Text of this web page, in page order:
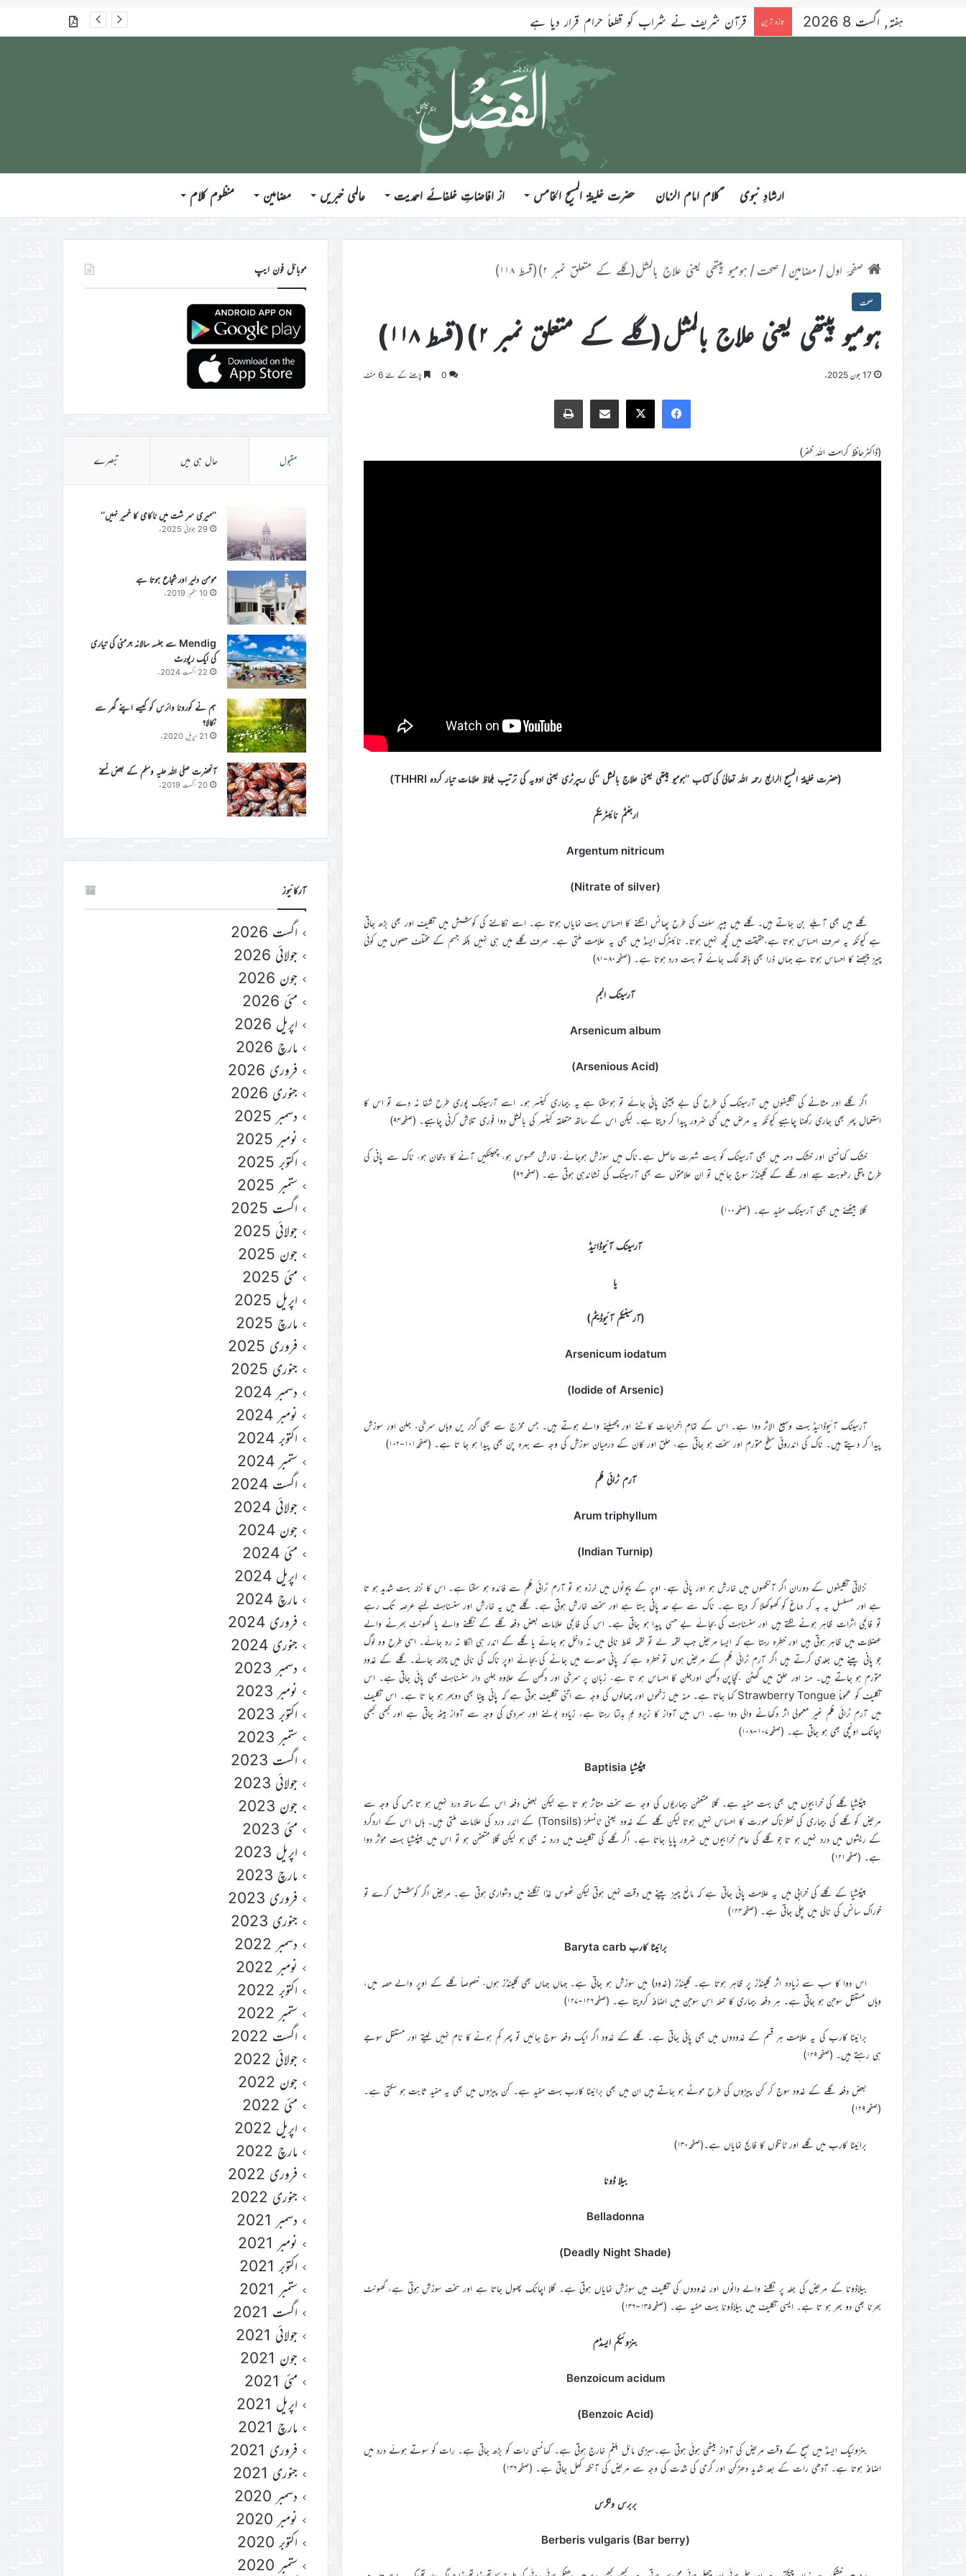
ہفتہ, اگست 8 2026 تازہ ترین قرآن شریف نے شراب کو قطعاً حرام قرار دیا ہے گذشتہ شمارے
ارشادِ نبوی ؑکلام امام الزمان حضرت خلیفۃ المسیح الخامس از افاضاتِ خلفائے احمدیت عالمی خبریں مضامین منظوم کلام
صفحۂ اول/ مضامین/ صحت/ ہومیو پیتھی یعنی علاج بالمثل(گلے کے متعلق نمبر ۲)(قسط ۱۱۸)
صحت
ہومیو پیتھی یعنی علاج بالمثل(گلے کے متعلق نمبر ۲)(قسط ۱۱۸)
17 جون 2025ء 0 پڑھنے کے لئے 6 منٹ
Facebook
X
Share via Email
Print
(ڈاکٹرحافظ کرامت اللہ ظفر)
(حضرت خلیفۃ المسیح الرابع رحمہ اللہ تعالیٰ کی کتاب ’’ہومیو پیتھی یعنی علاج بالمثل ‘‘کی ریپرٹری یعنی ادویہ کی ترتیب بلحاظ علامات تیار کردہ THHRI)
ارجنٹم نائیٹریکم
Argentum nitricum
(Nitrate of silver)
گلے میں بھی آبلے بن جاتے ہیں۔ گلے میں ہیپر سلف کی طرح پھانس اٹکنے کا احساس بہت نمایاں ہوتا ہے۔ اسے نکالنے کی کوشش میں تکلیف اور بھی بڑھ جاتی
ہے کیونکہ یہ صرف احساس ہوتا ہے،حقیقت میں کچھ نہیں ہوتا۔ نائیٹرک ایسڈ میں بھی یہ علامت ملتی ہے۔ صرف گلے میں ہی نہیں بلکہ جسم کے مختلف حصوں میں کوئی
چیز چبھنے کا احساس ہوتا ہے جہاں ذرا بھی ہاتھ لگ جائے تو بہت درد ہوتا ہے۔ (صفحہ۸۰-۸۱)
آرسینک البم
Arsenicum album
(Arsenious Acid)
اگر گلے اور مثانے کی تکلیفوں میں آرسینک کی طرح کی بے چینی پائی جائے تو ہوسکتا ہے یہ بیماری کینسر ہو۔ اسے آرسینک پوری طرح شفا نہ دے تو اس کا
استعمال پھر بھی جاری رکھنا چاہیے کیونکہ یہ مرض میں کمی ضرور پیدا کر دیتا ہے۔ لیکن اس کے ساتھ متعلقہ کینسر کی بالمثل دوا فوری تلاش کرنی چاہیے۔ (صفحہ۹۴)
خشک کھانسی اور خشک دمہ میں بھی آرسینک کو بہت شہرت حاصل ہے۔ناک میں سوزش ہوجائے، خارش محسوس ہو، چھینکیں آنے کا رجحان ہو، ناک سے پانی کی
طرح پتلی رطوبت بہے اور گلے کے گلینڈز سوج جائیں تو ان علامتوں سے بھی آرسینک کی نشاندہی ہوتی ہے۔ (صفحہ۹۶)
گلا بیٹھنے میں بھی آرسینک مفید ہے۔ (صفحہ۱۰۰)
آرسینک آئیوڈائیڈ
یا
(آرسینیکم آئیوڈیٹم)
Arsenicum iodatum
(Iodide of Arsenic)
آرسینک آئیوڈائیڈ بہت وسیع الاثر دوا ہے۔ اس کے تمام اخراجات کاٹنے اور چھیلنے والے ہوتے ہیں۔ جس مخرج سے بھی گزر یں وہاں سرخی، جلن اور سوزش
پیدا کر دیتے ہیں۔ ناک کی اندرونی سطح متورم اور سخت ہو جاتی ہے، حلق اور کان کے درمیان سوزش کی وجہ سے بہرہ پن بھی پیدا ہو جا تا ہے۔ (صفحہ۱۰۱-۱۰۲)
آرم ٹرائی فلم
Arum triphyllum
(Indian Turnip)
نزلاتی تکلیفوں کے دوران اگر آنکھوں میں خارش ہو اور پانی بہے، اوپر کے پپوٹوں میں لرزہ ہو تو آرم ٹرائی فلم سے فائدہ ہو سکتا ہے۔ اس کا نزلہ بہت شدید ہو تا
ہے اور مسلسل بہ بہ کر دماغ کو کھوکھلا کر دیتا ہے۔ ناک سے بے حد پانی بہتا ہے اور سخت خارش ہوتی ہے۔ گلے میں یہ خارش اور سنسناہٹ لمبے عرصہ تک رہے
تو فالجی اثرات ظاہر ہونے لگتے ہیں اور سنسناہٹ کی بجائے بے حسی پیدا ہو جاتی ہے۔ اس کی فالجی علامات بعض دفعہ گلے کے نگلنے والے یا گھونٹ بھرنے والے
عضلات میں ظاہر ہوتی ہیں اور خطرہ رہتا ہے کہ ایسا مریض جب لقمہ لے تو لقمہ غلط نالی میں نہ داخل ہو جائے یا گلے کے اندر ہی اٹکا نہ رہ جائے۔ اسی طرح وہ لوگ
جو پانی پینے میں جلدی کرتے ہیں اگر آرم ٹرائی فلم کے مریض ہوں تو خطرہ ہے کہ پانی معدے میں جانے کی بجائے اوپر ناک کی نالی میں چڑھ جائے۔ گلے کے غدود
متورم ہو جاتے ہیں۔ منہ اور حلق میں گھٹن ،کچاپن دکھن اورجلن کا احساس ہو تا ہے، زبان پر سرخی اور دکھن کے علاوہ جلن دار سنسناہٹ بھی پائی جاتی ہے۔ اس
تکلیف کو عموماً Strawberry Tongue کہا جاتا ہے۔ منہ میں زخموں اور چھالوں کی وجہ سے اتنی تکلیف ہوتی ہے کہ پانی پینا بھی دوبھر ہو جا تا ہے۔ اس تکلیف
میں آرم ٹرائی فلم غیر معمولی اثر دکھانے والی دوا ہے۔ اس میں آواز کا زیرو بم بدلتا رہتا ہے، زیادہ بولنے اور سردی کی وجہ سے آواز بیٹھ جاتی ہے اور کبھی کبھی
اچانک اونچی بھی ہو جاتی ہے۔ (صفحہ۱۰۷-۱۰۸)
بپٹیشیا Baptisia
بپٹیشیا گلے کی خرابیوں میں بھی بہت مفید ہے۔ گلا متعفن بیماریوں کی وجہ سے سخت متاثر ہو تا ہے لیکن بعض دفعہ اس کے ساتھ درد نہیں ہو تا جس کی وجہ سے
مریض کو گلے کی بیماری کی خطرناک صورت کا احساس نہیں ہوتا لیکن گلے کے غدود یعنی ٹانسلز (Tonsils) کے اندر درد کی علامات ملتی ہیں۔ ہاں اس کے اردگرد
کے ریشوں میں درد نہیں ہو تا جو گلے کی عام خرابیوں میں ضرور پایا جاتا ہے۔ اگر گلے کی تکلیف میں درد نہ بھی ہو لیکن گلا متعفن ہو تو اس میں بپٹیشیا بہت مؤثر دوا
ہے۔ (صفحہ۱۲۱)
بپٹیشیا کے گلے کی خرابی میں یہ علامت پائی جاتی ہے کہ مائع چیز پینے میں دقت نہیں ہوتی لیکن ٹھوس غذا نگلنے میں دشواری ہوتی ہے۔ مریض اگر کوشش کرے تو
خوراک سانس کی نالی میں چلی جاتی ہے۔ (صفحہ۱۲۴)
برائیٹا کارب Baryta carb
اس دوا کا سب سے زیادہ اثر گلینڈز پر ظاہر ہوتا ہے۔ گلینڈز (غدود) میں سوزش ہو جاتی ہے۔ جہاں جہاں بھی گلینڈز ہوں، خصوصاً گلے کے اوپر والے حصہ میں،
وہاں مستقل سوجن ہو جاتی ہے۔ ہر دفعہ بیماری کا حملہ اس سوجن میں اضافہ کردیتا ہے۔ (صفحہ۱۲۶-۱۲۷)
برائیٹا کارب کی یہ علامت ہر قسم کے غدودوں میں بھی پائی جاتی ہے۔ گلے کے غدود اگر ایک دفعہ سوج جائیں تو پھر کم ہونے کا نام نہیں لیتے اور مستقل سوجے
ہی رہتے ہیں۔ (صفحہ۱۲۹)
بعض دفعہ گلے کے غدود سوج کر کن پیڑوں کی طرح موٹے ہو جاتے ہیں ان میں بھی برائیٹا کارب بہت مفید ہے۔ کن پیڑوں میں بھی یہ مفید ثابت ہو سکتی ہے۔
(صفحہ۱۲۹)
برائیٹا کارب میں گلے اور ٹانگوں کا فالج نمایاں ہے۔(صفحہ۱۳۰)
بیلا ڈونا
Belladonna
(Deadly Night Shade)
بیلاڈونا کے مریض کی جلد پر نکلنے والے دانوں اور غدودوں کی تکلیف میں سوزش نمایاں ہوتی ہے۔ گلا اچانک پھول جاتا ہے اور سخت سوزش ہوتی ہے، گھونٹ
بھرنا بھی دو بھر ہو تا ہے۔ ایسی تکلیف میں بیلاڈونا بہت مفید ہے۔ (صفحہ۱۳۵-۱۳۶)
بنزوئیکم ایسڈم
Benzoicum acidum
(Benzoic Acid)
بنزوئیک ایسڈ میں صبح کے وقت مریض کی آواز بیٹھی ہوئی ہوتی ہے۔سبزی مائل بلغم خارج ہوتی ہے۔ کھانسی رات کو بڑھ جاتی ہے۔ رات کو سوتے ہوئے درد میں
اضافہ ہوتا ہے۔ آدھی رات کے بعد شدید دھڑکن اور گرمی کی شدت کی وجہ سے مریض کی آنکھ کھل جاتی ہے۔ (صفحہ۱۴۶)
بربرس ولگرس
Berberis vulgaris (Bar berry)
موبائل فون ایپ
مقبول حال ہی میں تبصرے
’’میری سر شت میں ناکامی کا خمیر نہیں‘‘
29 جولائی 2025ء
مومن دلیر اور شجاع ہوتا ہے
10 ستمبر 2019ء
Mendig سے جلسہ سالانہ جرمنی کی تیاری
کی ایک رپورٹ
22 اگست 2024ء
ہم نے کورونا وائرس کو کیسے اپنے گھر سے
نکالا؟
21 اپریل 2020ء
آنحضرت صلی اللہ علیہ وسلم کے بعض نسخے
20 اگست 2019ء
آرکائیوز
اگست 2026
جولائی 2026
جون 2026
مئی 2026
اپریل 2026
مارچ 2026
فروری 2026
جنوری 2026
دسمبر 2025
نومبر 2025
اکتوبر 2025
ستمبر 2025
اگست 2025
جولائی 2025
جون 2025
مئی 2025
اپریل 2025
مارچ 2025
فروری 2025
جنوری 2025
دسمبر 2024
نومبر 2024
اکتوبر 2024
ستمبر 2024
اگست 2024
جولائی 2024
جون 2024
مئی 2024
اپریل 2024
مارچ 2024
فروری 2024
جنوری 2024
دسمبر 2023
نومبر 2023
اکتوبر 2023
ستمبر 2023
اگست 2023
جولائی 2023
جون 2023
مئی 2023
اپریل 2023
مارچ 2023
فروری 2023
جنوری 2023
دسمبر 2022
نومبر 2022
اکتوبر 2022
ستمبر 2022
اگست 2022
جولائی 2022
جون 2022
مئی 2022
اپریل 2022
مارچ 2022
فروری 2022
جنوری 2022
دسمبر 2021
نومبر 2021
اکتوبر 2021
ستمبر 2021
اگست 2021
جولائی 2021
جون 2021
مئی 2021
اپریل 2021
مارچ 2021
فروری 2021
جنوری 2021
دسمبر 2020
نومبر 2020
اکتوبر 2020
ستمبر 2020